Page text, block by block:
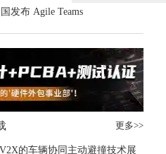
发布 Agile Teams
更多>>
的车辆协同主动避撞技术展